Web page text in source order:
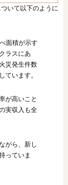
いて以下のように
面積が示す
ラスにあ
災発生件数
ています。
が高いこと
実収入も全
がら、新し
っていま